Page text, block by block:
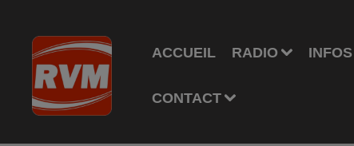
ACCUEIL RADIO INFOS
CONTACT